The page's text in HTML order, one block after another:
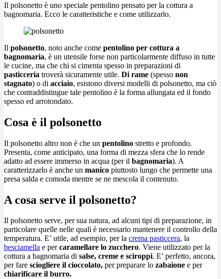
Il polsonetto è uno speciale pentolino pensato per la cottura a
bagnomaria. Ecco le caratteristiche e come utilizzarlo.
Il polsonetto, noto anche come pentolino per cottura a
bagnomaria, è un utensile forse non particolarmente diffuso in tutte
le cucine, ma che chi si cimenta spesso in preparazioni di
pasticceria troverà sicuramente utile. Di rame (spesso non
stagnato) o di acciaio, esistono diversi modelli di polsonetto, ma ciò
che contraddistingue tale pentolino è la forma allungata ed il fondo
spesso ed arrotondato.
Cosa è il polsonetto
Il polsonetto altro non è che un pentolino stretto e profondo.
Presenta, come anticipato, una forma di mezza sfera che lo rende
adatto ad essere immerso in acqua (per il bagnomaria). A
caratterizzarlo è anche un manico piuttosto lungo che permette una
presa salda e comoda mentre se ne mescola il contenuto.
A cosa serve il polsonetto?
Il polsonetto serve, per sua natura, ad alcuni tipi di preparazione, in
particolare quelle nelle quali è necessario mantenere il controllo della
temperatura. E’ utile, ad esempio, per la crema pasticcera, la
besciamella e percaramellare lo zucchero. Viene utilizzato per la
cottura a bagnomaria di salse, creme e sciroppi. E’ perfetto, ancora,
per fare sciogliere il cioccolato, per preparare lo zabaione e per
chiarificare il burro.